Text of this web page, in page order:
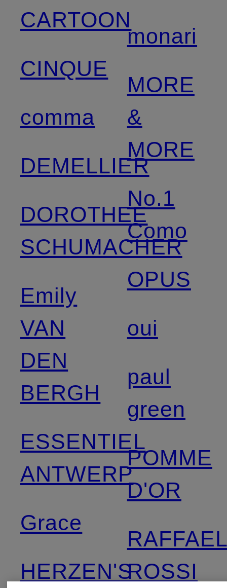
CARTOON
CINQUE
comma
DEMELLIER
DOROTHEE
SCHUMACHER
Emily
VAN
DEN
BERGH
ESSENTIEL
ANTWERP
Grace
HERZEN'S
monari
MORE
&
MORE
No.1
Como
OPUS
oui
paul
green
POMME
D'OR
ROSSI